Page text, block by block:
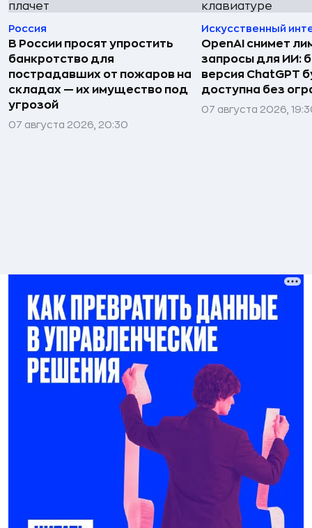
Россия
В России просят упростить
банкротство для
пострадавших от пожаров на
складах — их имущество под
угрозой
07 августа 2026, 20:30
Искусственный
OpenAI снимет
запросы для ИИ:
версия ChatGPT
доступна без
07 августа 2026,